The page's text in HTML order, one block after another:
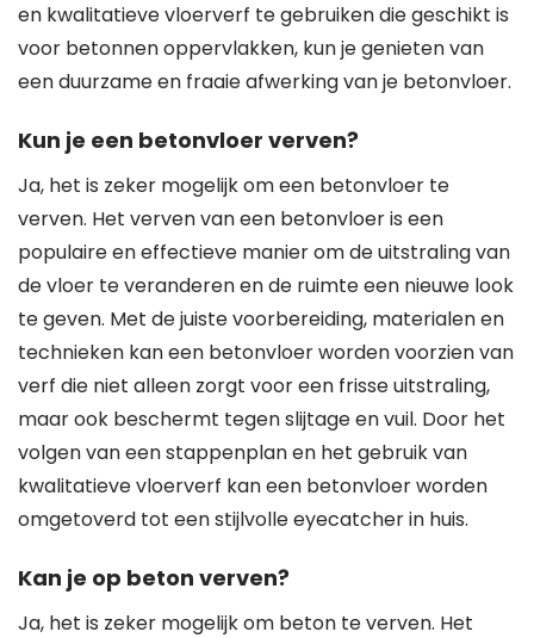
en kwalitatieve vloerverf te gebruiken die geschikt is
voor betonnen oppervlakken, kun je genieten van
een duurzame en fraaie afwerking van je betonvloer.
Kun je een betonvloer verven?
Ja, het is zeker mogelijk om een betonvloer te
verven. Het verven van een betonvloer is een
populaire en effectieve manier om de uitstraling van
de vloer te veranderen en de ruimte een nieuwe look
te geven. Met de juiste voorbereiding, materialen en
technieken kan een betonvloer worden voorzien van
verf die niet alleen zorgt voor een frisse uitstraling,
maar ook beschermt tegen slijtage en vuil. Door het
volgen van een stappenplan en het gebruik van
kwalitatieve vloerverf kan een betonvloer worden
omgetoverd tot een stijlvolle eyecatcher in huis.
Kan je op beton verven?
Ja, het is zeker mogelijk om beton te verven. Het